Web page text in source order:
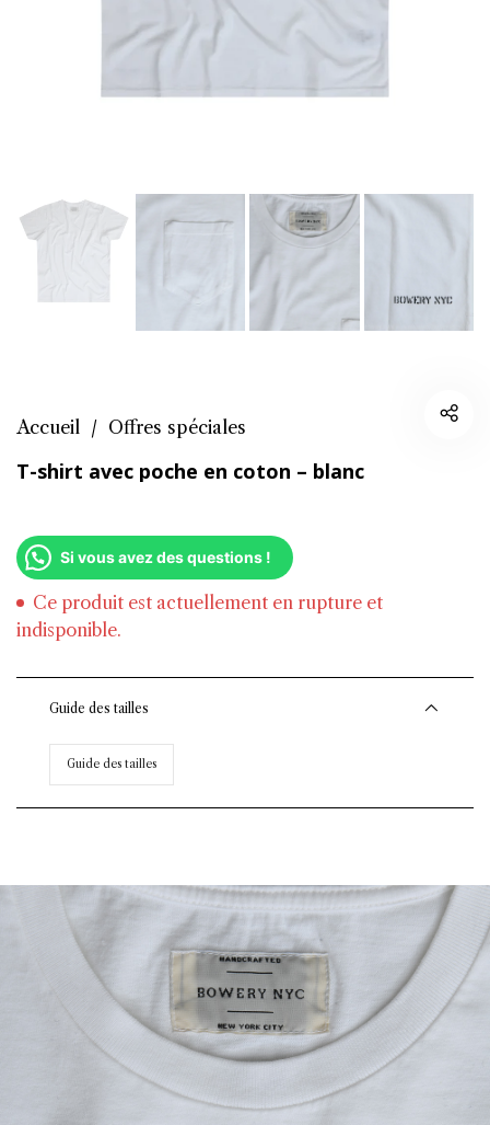
Accueil / Offres spéciales
T-shirt avec poche en coton – blanc
Si vous avez des questions !
Ce produit est actuellement en rupture et
indisponible.
Guide des tailles
Guide des tailles